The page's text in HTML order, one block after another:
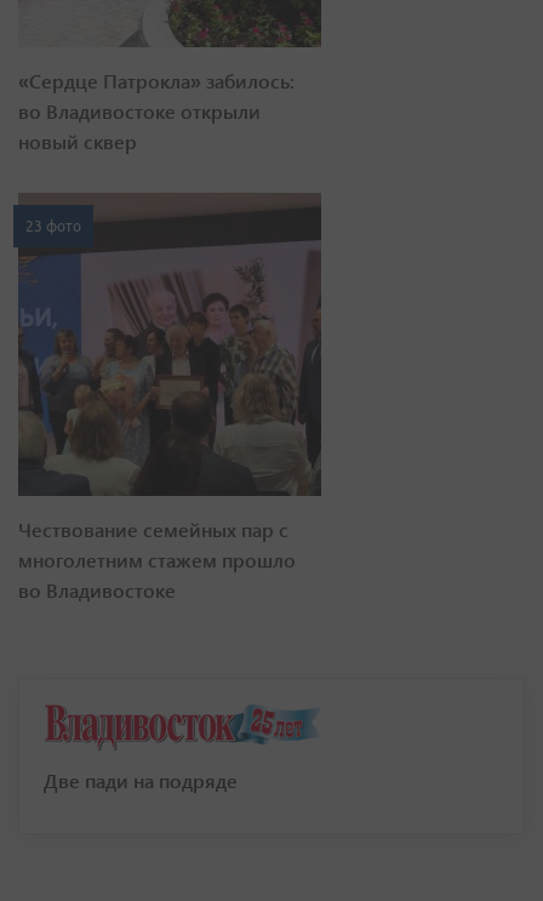
«Сердце Патрокла» забилось:
во Владивостоке открыли
новый сквер
23 фото
Чествование семейных пар с
многолетним стажем прошло
во Владивостоке
Две пади на подряде